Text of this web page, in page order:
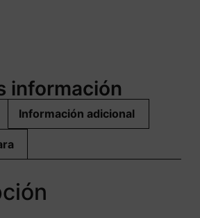
información
Información adicional